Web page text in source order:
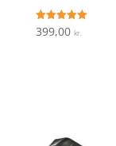
Vurderet
5
399,00 kr.